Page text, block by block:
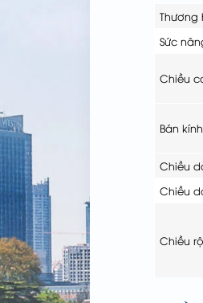
Thương
Sức
Chiều
Bán
Chiều
Chiều
Chiều